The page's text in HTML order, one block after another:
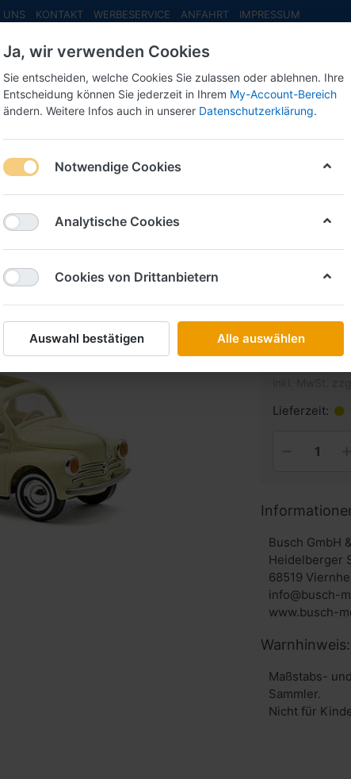
UNS KONTAKT WERBESERVICE ANFAHRT IMPRESSUM
INFO MAI NEU EINGETROFFEN NEUHEITEN
1:87-
Busch
-1:87-
21,00 €
Lieferzeit:
Busch GmbH
Heidelberger
68519
info@busch-
www.busch-
Warnhinweis:
Maßstabs-
Sammler.
Nicht für
Ja, wir verwenden Cookies
Sie entscheiden, welche Cookies Sie zulassen oder ablehnen. Ihre
Entscheidung können Sie jederzeit in Ihrem My-Account-Bereich
ändern. Weitere Infos auch in unserer Datenschutzerklärung.
Notwendige Cookies
Analytische Cookies
Cookies von Drittanbietern
Auswahl bestätigen Alle auswählen